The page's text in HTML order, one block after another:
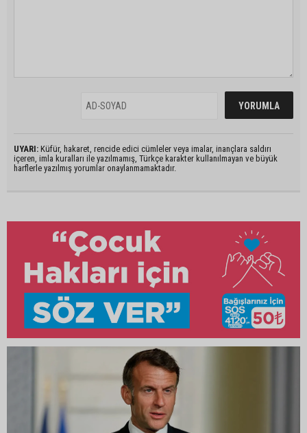
UYARI: Küfür, hakaret, rencide edici cümleler veya imalar, inançlara saldırı
içeren, imla kuralları ile yazılmamış, Türkçe karakter kullanılmayan ve büyük
harflerle yazılmış yorumlar onaylanmamaktadır.